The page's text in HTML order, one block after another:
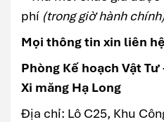
phí (trong giờ hành
Mọi thông tin xin liên
Phòng Kế hoạch Vật
Xi măng Hạ Long
Địa chỉ: Lô C25, Khu